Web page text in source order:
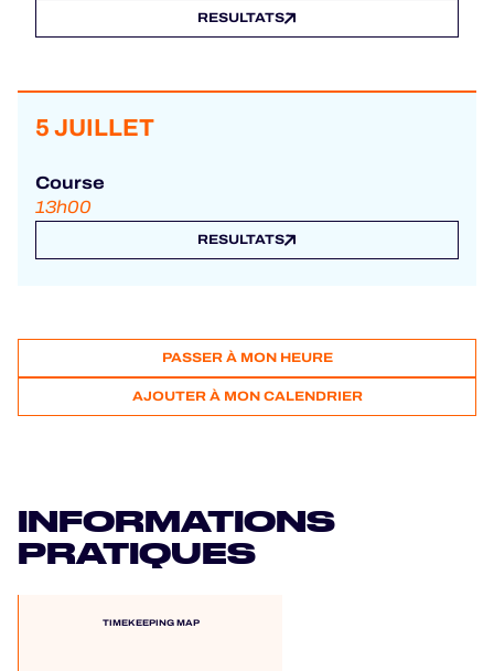
RESULTATS
5 JUILLET
Course
13h00
RESULTATS
PASSER À MON HEURE
AJOUTER À MON CALENDRIER
INFORMATIONS
PRATIQUES
TIMEKEEPING MAP